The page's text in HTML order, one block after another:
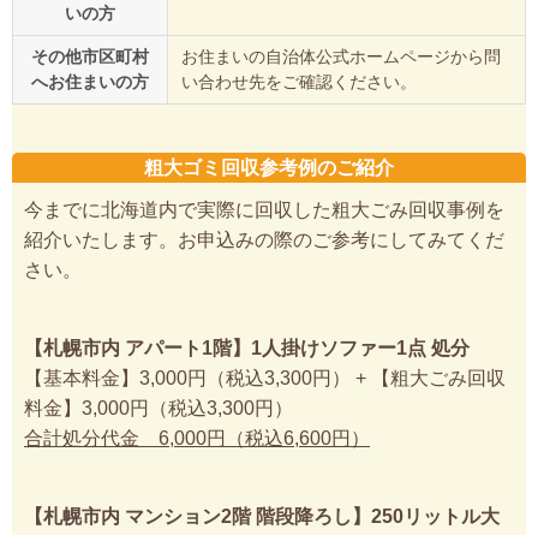
いの方
その他市区町村
へお住まいの方
お住まいの自治体公式ホームページから問
い合わせ先をご確認ください。
粗大ゴミ回収参考例のご紹介
今までに北海道内で実際に回収した粗大ごみ回収事例を
紹介いたします。お申込みの際のご参考にしてみてくだ
さい。
【札幌市内 アパート1階】1人掛けソファー1点 処分
【基本料金】3,000円（税込3,300円） + 【粗大ごみ回収
料金】3,000円（税込3,300円）
合計処分代金 6,000円（税込6,600円）
【札幌市内 マンション2階 階段降ろし】250リットル大